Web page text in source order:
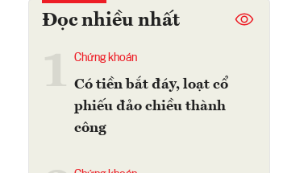
Đọc nhiều nhất
Chứng khoán
Có tiền bắt đáy, loạt cổ
phiếu đảo chiều thành
công